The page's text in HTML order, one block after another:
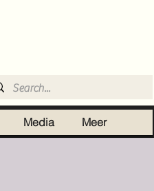
Media Meer